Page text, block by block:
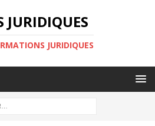
JURIDIQUES
JURIDIQUES